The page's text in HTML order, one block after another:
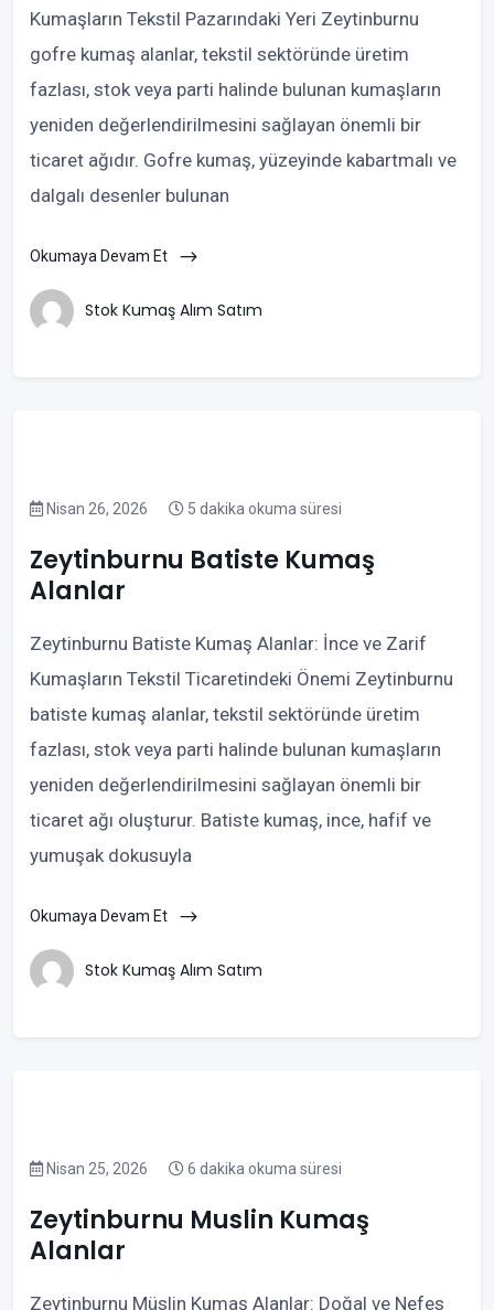
Kumaşların Tekstil Pazarındaki Yeri Zeytinburnu
gofre kumaş alanlar, tekstil sektöründe üretim
fazlası, stok veya parti halinde bulunan kumaşların
yeniden değerlendirilmesini sağlayan önemli bir
ticaret ağıdır. Gofre kumaş, yüzeyinde kabartmalı ve
dalgalı desenler bulunan
Okumaya Devam Et
Stok Kumaş Alım Satım
Nisan 26, 2026 5 dakika okuma süresi
Zeytinburnu Batiste Kumaş
Alanlar
Zeytinburnu Batiste Kumaş Alanlar: İnce ve Zarif
Kumaşların Tekstil Ticaretindeki Önemi Zeytinburnu
batiste kumaş alanlar, tekstil sektöründe üretim
fazlası, stok veya parti halinde bulunan kumaşların
yeniden değerlendirilmesini sağlayan önemli bir
ticaret ağı oluşturur. Batiste kumaş, ince, hafif ve
yumuşak dokusuyla
Okumaya Devam Et
Stok Kumaş Alım Satım
Nisan 25, 2026 6 dakika okuma süresi
Zeytinburnu Muslin Kumaş
Alanlar
Zeytinburnu Müslin Kumaş Alanlar: Doğal ve Nefes